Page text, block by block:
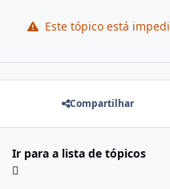
Este tópico está
Compartilhar
Ir para a lista de tópicos